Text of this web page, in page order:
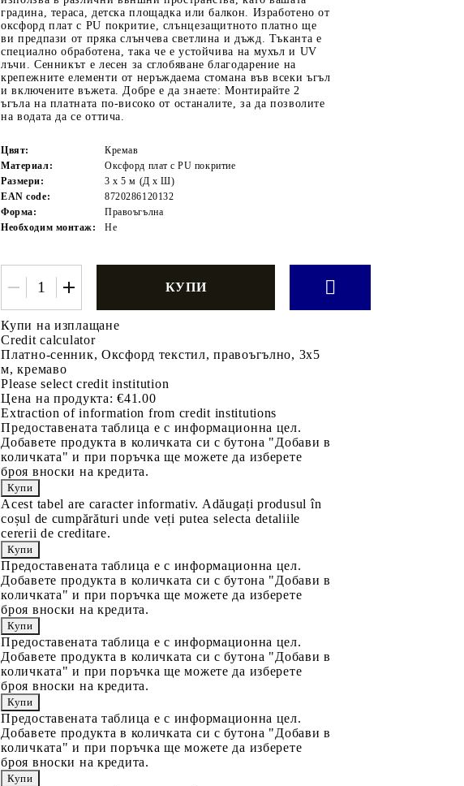
градина, тераса, детска площадка или балкон. Изработено от
оксфорд плат с PU покритие, слънцезащитното платно ще
ви предпази от пряка слънчева светлина и дъжд. Тъканта е
специално обработена, така че е устойчива на мухъл и UV
лъчи. Сенникът е лесен за сглобяване благодарение на
крепежните елементи от неръждаема стомана във всеки ъгъл
и включените въжета. Добре е да знаете: Монтирайте 2
ъгъла на платната по-високо от останалите, за да позволите
на водата да се оттича.
Цвят:
Кремав
Материал:
Оксфорд плат с PU покритие
Размери:
3 х 5 м (Д х Ш)
EAN code:
8720286120132
Форма:
Правоъгълна
Необходим монтаж:
Не
Купи на изплащане
Credit calculator
Платно-сенник, Оксфорд текстил, правоъгълно, 3x5
м, кремаво
Please select credit institution
Цена на продукта: €41.00
Extraction of information from credit institutions
Предоставената таблица е с информационна цел.
Добавете продукта в количката си с бутона "Добави в
количката" и при поръчка ще можете да изберете
броя вноски на кредита.
Acest tabel are caracter informativ. Adăugați produsul în
coșul de cumpărături unde veți putea selecta detaliile
cererii de creditare.
Предоставената таблица е с информационна цел.
Добавете продукта в количката си с бутона "Добави в
количката" и при поръчка ще можете да изберете
броя вноски на кредита.
Предоставената таблица е с информационна цел.
Добавете продукта в количката си с бутона "Добави в
количката" и при поръчка ще можете да изберете
броя вноски на кредита.
Предоставената таблица е с информационна цел.
Добавете продукта в количката си с бутона "Добави в
количката" и при поръчка ще можете да изберете
броя вноски на кредита.